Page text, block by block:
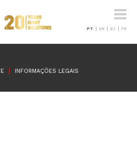
Toggle
PT EN ES FR
INFORMAÇÕES LEGAIS